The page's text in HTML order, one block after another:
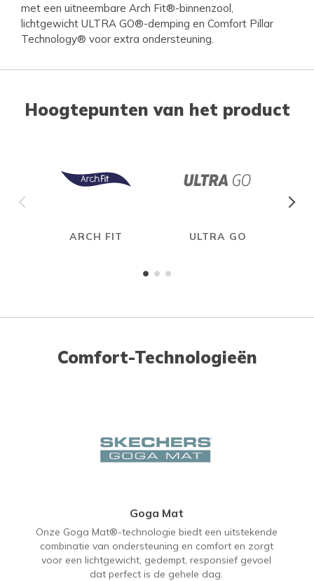
met een uitneembare Arch Fit®-binnenzool,
lichtgewicht ULTRA GO®-demping en Comfort Pillar
Technology® voor extra ondersteuning.
Hoogtepunten van het product
ARCH FIT
ULTRA GO
Comfort-Technologieën
Goga Mat
Onze Goga Mat®-technologie biedt een uitstekende
combinatie van ondersteuning en comfort en zorgt
voor een lichtgewicht, gedempt, responsief gevoel
dat perfect is de gehele dag.